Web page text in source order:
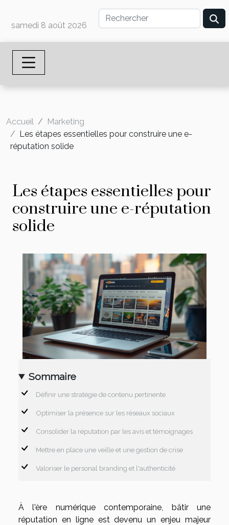
samedi 8 août 2026
Accueil
Marketing
Les étapes essentielles pour construire une e-
réputation solide
Les étapes essentielles pour
construire une e-réputation
solide
Sommaire
Définir une stratégie de contenu pertinente
Optimiser la présence sur les réseaux sociaux
Consolider la réputation par les avis et témoignages
Mettre en place une veille et une gestion de crise
Valoriser le personal branding et l'authenticité
À l'ère numérique contemporaine, bâtir une
réputation en ligne est devenu un enjeu majeur